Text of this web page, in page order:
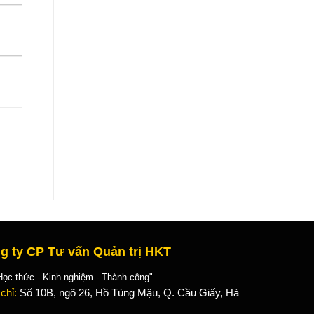
ty CP Tư vấn Quản trị HKT
- Kinh nghiệm - Thành công"
Số 10B, ngõ 26, Hồ Tùng Mậu, Q. Cầu Giấy, Hà